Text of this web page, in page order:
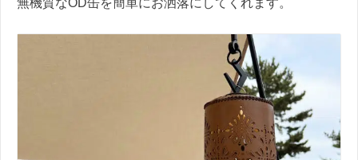
無機質なOD缶を簡単にお洒落にしてくれます。